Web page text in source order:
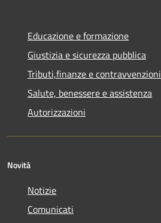
Educazione e formazione
Giustizia e sicurezza pubblica
Tributi,finanze e contravvenzioni
Salute, benessere e assistenza
Autorizzazioni
Novità
Notizie
Comunicati